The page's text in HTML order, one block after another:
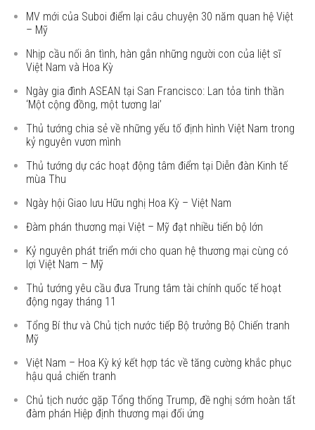
MV mới của Suboi điểm lại câu chuyện 30 năm quan hệ Việt
– Mỹ
Nhịp cầu nối ân tình, hàn gắn những người con của liệt sĩ
Việt Nam và Hoa Kỳ
Ngày gia đình ASEAN tại San Francisco: Lan tỏa tinh thần
‘Một cộng đồng, một tương lai’
Thủ tướng chia sẻ về những yếu tố định hình Việt Nam trong
kỷ nguyên vươn mình
Thủ tướng dự các hoạt động tâm điểm tại Diễn đàn Kinh tế
mùa Thu
Ngày hội Giao lưu Hữu nghị Hoa Kỳ – Việt Nam
Đàm phán thương mại Việt – Mỹ đạt nhiều tiến bộ lớn
Kỷ nguyên phát triển mới cho quan hệ thương mại cùng có
lợi Việt Nam – Mỹ
Thủ tướng yêu cầu đưa Trung tâm tài chính quốc tế hoạt
động ngay tháng 11
Tổng Bí thư và Chủ tịch nước tiếp Bộ trưởng Bộ Chiến tranh
Mỹ
Việt Nam – Hoa Kỳ ký kết hợp tác về tăng cường khắc phục
hậu quả chiến tranh
Chủ tịch nước gặp Tổng thống Trump, đề nghị sớm hoàn tất
đàm phán Hiệp định thương mại đối ứng